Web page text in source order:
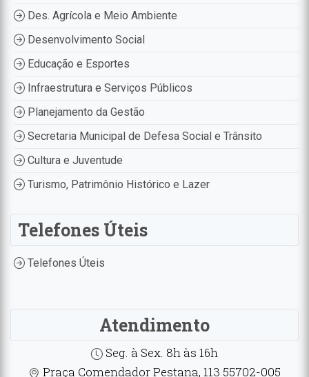
Des. Agrícola e Meio Ambiente
Desenvolvimento Social
Educação e Esportes
Infraestrutura e Serviços Públicos
Planejamento da Gestão
Secretaria Municipal de Defesa Social e Trânsito
Cultura e Juventude
Turismo, Patrimônio Histórico e Lazer
Telefones Úteis
Telefones Úteis
Atendimento
Seg. à Sex. 8h às 16h
Praça Comendador Pestana, 113 55702-005